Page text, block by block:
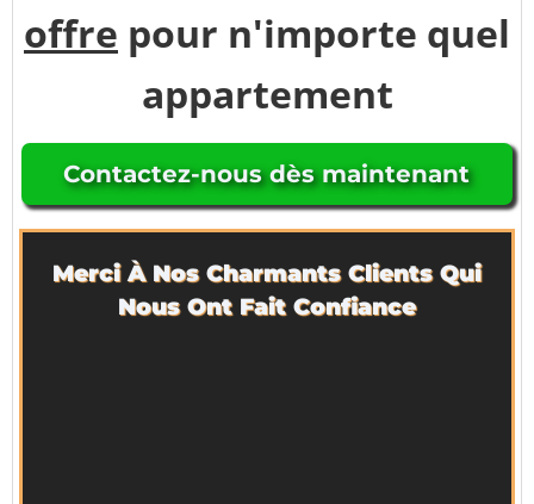
offre pour n'importe quel
appartement
Contactez-nous dès maintenant
Merci À Nos Charmants Clients Qui
Nous Ont Fait Confiance